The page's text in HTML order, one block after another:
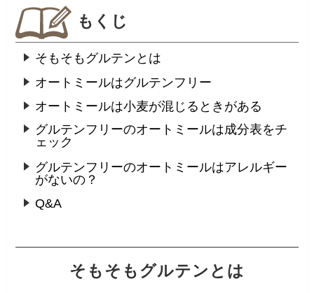
もくじ
そもそもグルテンとは
オートミールはグルテンフリー
オートミールは小麦が混じるときがある
グルテンフリーのオートミールは成分表をチ
ェック
グルテンフリーのオートミールはアレルギー
がないの？
Q&A
そもそもグルテンとは